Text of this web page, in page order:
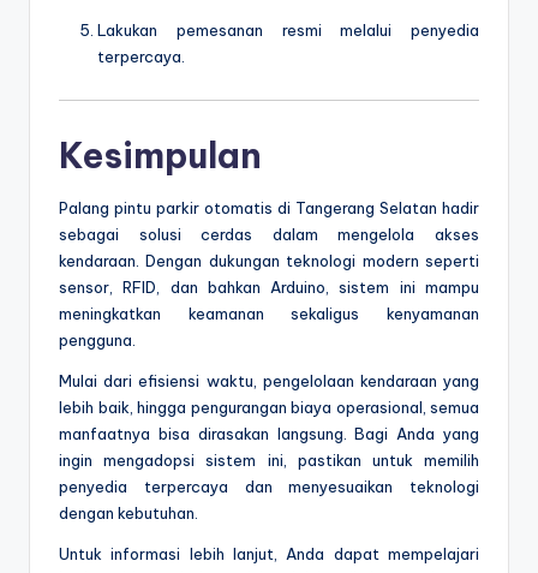
Lakukan pemesanan resmi melalui penyedia
terpercaya.
Kesimpulan
Palang pintu parkir otomatis di Tangerang Selatan hadir
sebagai solusi cerdas dalam mengelola akses
kendaraan. Dengan dukungan teknologi modern seperti
sensor, RFID, dan bahkan Arduino, sistem ini mampu
meningkatkan keamanan sekaligus kenyamanan
pengguna.
Mulai dari efisiensi waktu, pengelolaan kendaraan yang
lebih baik, hingga pengurangan biaya operasional, semua
manfaatnya bisa dirasakan langsung. Bagi Anda yang
ingin mengadopsi sistem ini, pastikan untuk memilih
penyedia terpercaya dan menyesuaikan teknologi
dengan kebutuhan.
Untuk informasi lebih lanjut, Anda dapat mempelajari